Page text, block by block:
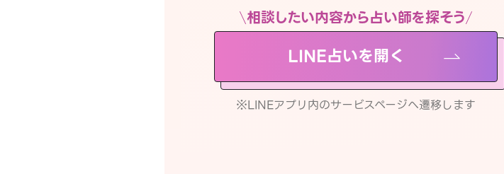
相談したい内容から占い師を探そう
LINE占いを開く
※LINEアプリ内のサービスページへ遷移します